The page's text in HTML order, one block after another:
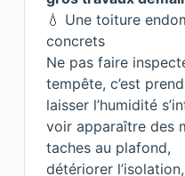
💧 Une toiture
concrets
Ne pas faire
tempête, c’est
laisser l’humidité
voir apparaître des
taches au plafond,
détériorer l’isolation,